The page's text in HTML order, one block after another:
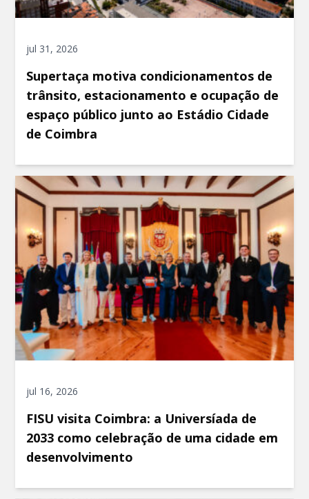
jul 31, 2026
Supertaça motiva condicionamentos de
trânsito, estacionamento e ocupação de
espaço público junto ao Estádio Cidade
de Coimbra
jul 16, 2026
FISU visita Coimbra: a Universíada de
2033 como celebração de uma cidade em
desenvolvimento